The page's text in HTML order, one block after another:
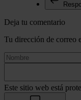
Deja tu comentario
Tu dirección de correo
Este sitio web está